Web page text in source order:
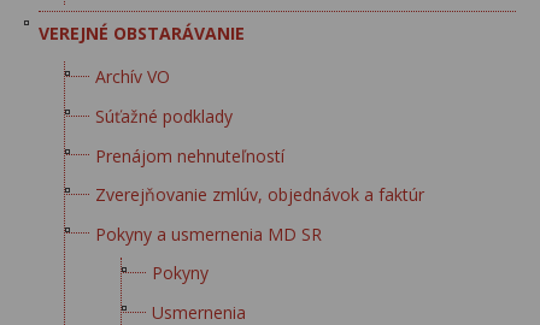
VEREJNÉ OBSTARÁVANIE
Archív VO
Súťažné podklady
Prenájom nehnuteľností
Zverejňovanie zmlúv, objednávok a faktúr
Pokyny a usmernenia MD SR
Pokyny
Usmernenia